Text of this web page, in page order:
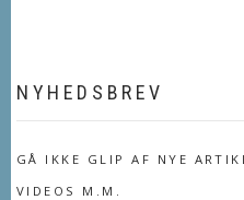
NYHEDSBREV
GÅ IKKE GLIP AF NYE
VIDEOS M.M.